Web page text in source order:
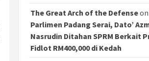
The Great Arch of the Defenseon
Parlimen Padang Serai, Dato’
Nasrudin Ditahan SPRM Berkait
Fidlot RM400,000 di Kedah